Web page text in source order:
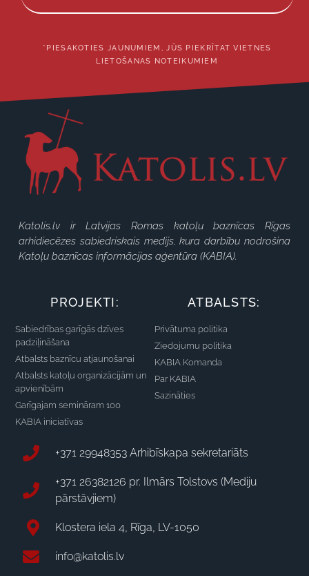
*PIESAKOTIES JAUNUMIEM, JŪS PIEKRĪTAT VIETNES
LIETOŠANAS NOTEIKUMIEM
Katolis.lv ir Latvijas Romas katoļu baznīcas Rīgas
arhidiecēzes sabiedriskais medijs, kura darbību nodrošina
Katoļu baznīcas informācijas aģentūra (KABIA).
PROJEKTI:
Sabiedrības garīgās dzīves
padziļināšana
Atbalsts baznīcu atjaunošanai
Atbalsts katoļu organizācijām un
apvienībām
Garīgajam semināram 100
KABIA iniciatīvas
ATBALSTS:
Privātuma politika
Ziedojumu politika
KABIA Komanda
Par KABIA
Sazināties
+371 29948353 Arhibīskapa sekretariāts
+371 26382126 pr. Ilmārs Tolstovs (Mediju
pārstāvjiem)
Klostera iela 4, Rīga, LV-1050
info@katolis.lv